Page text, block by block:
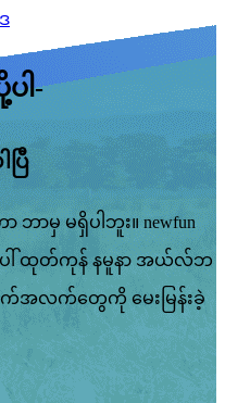
ပါ-
ြီ
ာမှ မရှိပါဘူး။ newfun
ပေါ် ထုတ်ကုန် နမူနာ အယ်လ်ဘ
အလက်တွေကို မေးမြန်းခဲ့